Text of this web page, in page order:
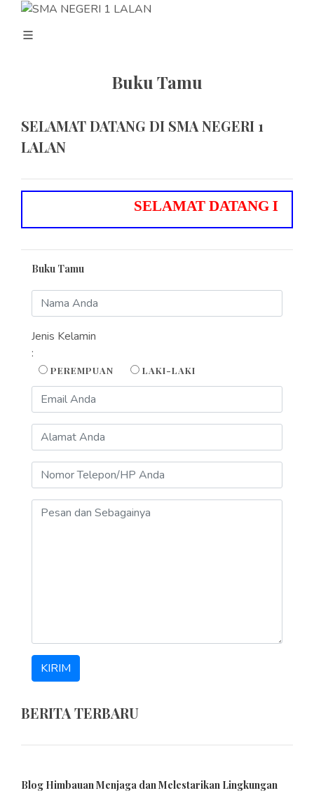
Buku Tamu
SELAMAT DATANG DI SMA NEGERI 1
LALAN
SELAMAT DATANG DI
Buku Tamu
Jenis Kelamin
:
PEREMPUAN LAKI-LAKI
KIRIM
BERITA TERBARU
Blog Himbauan Menjaga dan Melestarikan Lingkungan